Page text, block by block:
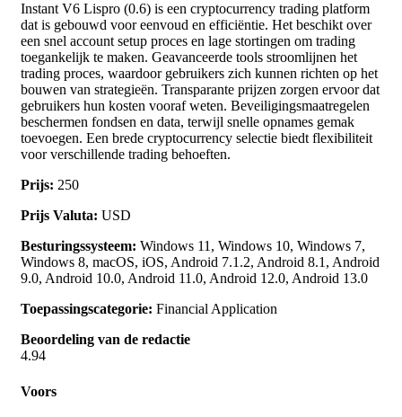
Instant V6 Lispro (0.6) is een cryptocurrency trading platform
dat is gebouwd voor eenvoud en efficiëntie. Het beschikt over
een snel account setup proces en lage stortingen om trading
toegankelijk te maken. Geavanceerde tools stroomlijnen het
trading proces, waardoor gebruikers zich kunnen richten op het
bouwen van strategieën. Transparante prijzen zorgen ervoor dat
gebruikers hun kosten vooraf weten. Beveiligingsmaatregelen
beschermen fondsen en data, terwijl snelle opnames gemak
toevoegen. Een brede cryptocurrency selectie biedt flexibiliteit
voor verschillende trading behoeften.
Prijs: 250
Prijs Valuta: USD
Besturingssysteem: Windows 11, Windows 10, Windows 7,
Windows 8, macOS, iOS, Android 7.1.2, Android 8.1, Android
9.0, Android 10.0, Android 11.0, Android 12.0, Android 13.0
Toepassingscategorie: Financial Application
Beoordeling van de redactie
4.94
Voors